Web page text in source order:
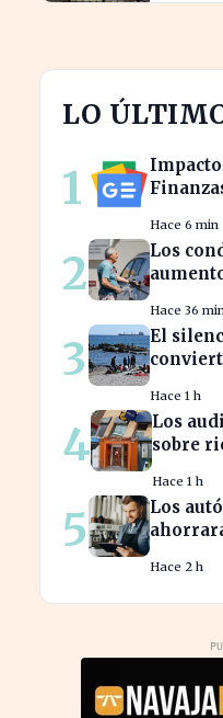
LO
1
acciones
Hace 6 min
2
Los
Hace 36
3
El
Hace 1 h
4
Los
sobre
Hace 1 h
5
Los
Hace 2 h